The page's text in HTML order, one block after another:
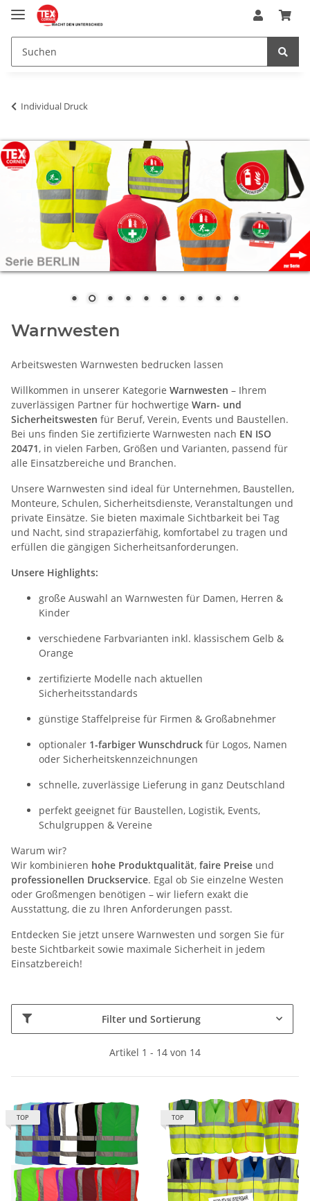
Individual Druck
Warnwesten
Arbeitswesten Warnwesten bedrucken lassen
Willkommen in unserer Kategorie Warnwesten – Ihrem
zuverlässigen Partner für hochwertige Warn- und
Sicherheitswesten für Beruf, Verein, Events und Baustellen.
Bei uns finden Sie zertifizierte Warnwesten nach EN ISO
20471, in vielen Farben, Größen und Varianten, passend für
alle Einsatzbereiche und Branchen.
Unsere Warnwesten sind ideal für Unternehmen, Baustellen,
Monteure, Schulen, Sicherheitsdienste, Veranstaltungen und
private Einsätze. Sie bieten maximale Sichtbarkeit bei Tag
und Nacht, sind strapazierfähig, komfortabel zu tragen und
erfüllen die gängigen Sicherheitsanforderungen.
Unsere Highlights:
große Auswahl an Warnwesten für Damen, Herren &
Kinder
verschiedene Farbvarianten inkl. klassischem Gelb &
Orange
zertifizierte Modelle nach aktuellen
Sicherheitsstandards
günstige Staffelpreise für Firmen & Großabnehmer
optionaler 1-farbiger Wunschdruck für Logos, Namen
oder Sicherheitskennzeichnungen
schnelle, zuverlässige Lieferung in ganz Deutschland
perfekt geeignet für Baustellen, Logistik, Events,
Schulgruppen & Vereine
Warum wir?
Wir kombinieren hohe Produktqualität, faire Preise und
professionellen Druckservice. Egal ob Sie einzelne Westen
oder Großmengen benötigen – wir liefern exakt die
Ausstattung, die zu Ihren Anforderungen passt.
Entdecken Sie jetzt unsere Warnwesten und sorgen Sie für
beste Sichtbarkeit sowie maximale Sicherheit in jedem
Einsatzbereich!
Filter und Sortierung
Artikel 1 - 14 von 14
TOP TOP